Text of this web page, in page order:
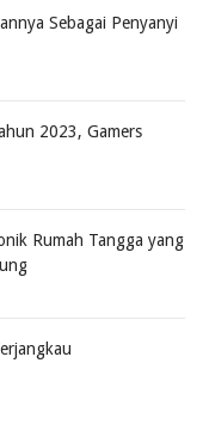
Sebagai Penyanyi
2023, Gamers
Rumah Tangga yang